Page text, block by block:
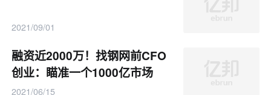
2021/09/01
融资近2000万！找钢网前CFO
创业：瞄准一个1000亿市场
2021/06/15